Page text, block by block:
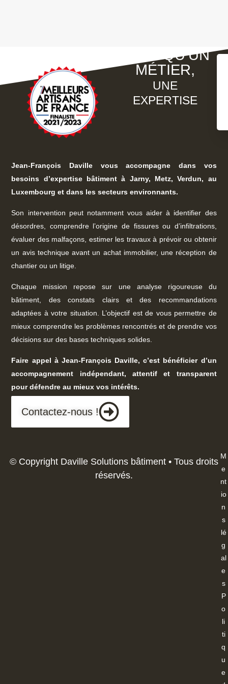
PLUS QU'UN
MÉTIER,
UNE
EXPERTISE
Jean-François Daville vous accompagne dans vos
besoins d’expertise bâtiment à Jarny, Metz, Verdun, au
Luxembourg et dans les secteurs environnants.
Son intervention peut notamment vous aider à identifier des
désordres, comprendre l’origine de fissures ou d’infiltrations,
évaluer des malfaçons, estimer les travaux à prévoir ou obtenir
un avis technique avant un achat immobilier, une réception de
chantier ou un litige.
Chaque mission repose sur une analyse rigoureuse du
bâtiment, des constats clairs et des recommandations
adaptées à votre situation. L’objectif est de vous permettre de
mieux comprendre les problèmes rencontrés et de prendre vos
décisions sur des bases techniques solides.
Faire appel à Jean-François Daville, c’est bénéficier d’un
accompagnement indépendant, attentif et transparent
pour défendre au mieux vos intérêts.
Contactez-nous !
© Copyright Daville Solutions bâtiment • Tous droits
réservés.
M
e
nt
io
n
s
lé
g
al
e
s
P
o
li
ti
q
u
e